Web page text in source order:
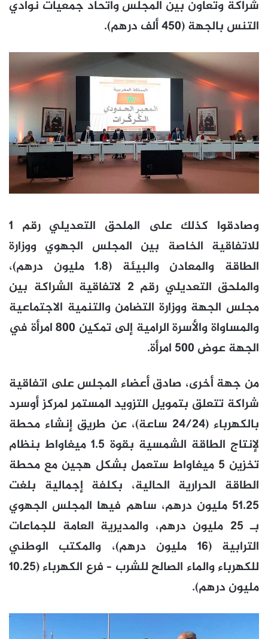
شراكة وتعاون بين المجلس واتحاد جمعيات نوادي
التنس بالجهة (450 ألف درهم).
وصادقوا كذلك على الملحق التعديلي رقم 1
للاتفاقية الخاصة بين المجلس الجهوي ووزارة
الطاقة والمعادن والبيئة (1.8 مليون درهم)،
والملحق التعديلي رقم 2 لاتفاقية الشراكة بين
مجلس الجهة ووزارة التضامن والتنمية الاجتماعية
والمساواة والأسرة الرامية إلى تمكين 800 امرأة في
الجهة عوض 500 امرأة.
من جهة أخرى، صادق أعضاء المجلس على اتفاقية
شراكة تتعلق بتمويل التزويد المستمر لمركز أوسرد
بالكهرباء (24/24 ساعة)، عن طريق إنشاء محطة
لإنتاج الطاقة الشمسية بقوة 1.5 ميغاواط بنظام
تخزين 5 ميغاواط ستعمل بشكل هجين مع محطة
الطاقة الحرارية الحالية، بكلفة إجمالية بلغت
51.25 مليون درهم، ساهم فيها المجلس الجهوي
بـ 25 مليون درهم، والمديرية العامة للجماعات
الترابية (16 مليون درهم)، والمكتب الوطني
للكهرباء والماء الصالح للشرب – فرع الكهرباء (10.25
مليون درهم).